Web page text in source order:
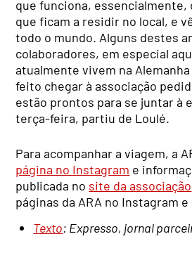
que funciona, essencialmente,
que ficam a residir no local, e
todo o mundo. Alguns destes
colaboradores, em especial
atualmente vivem na
feito chegar à associação
estão prontos para se juntar à
terça-feira, partiu de Loulé.
Para acompanhar a viagem, a
página no Instagram e
publicada no site da associação
páginas da ARA no Instagram
Texto: Expresso, jornal